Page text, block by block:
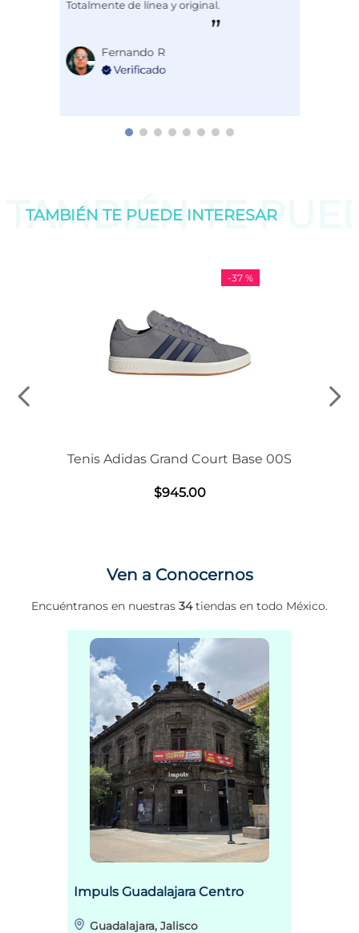
Totalmente de línea y original.
Fernando R
TAMBIÉN TE
TAMBIÉN TE PUEDE INTERESAR
-37 %
Tenis Adidas Grand Court Base 00S
$945.00
Ven a Conocernos
Encuéntranos en nuestras 34tiendas en todo México.
Impuls Guadalajara Centro
Guadalajara, Jalisco